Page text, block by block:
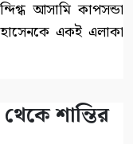
আসামি কাপসন্ডা
একই এলাকা
শান্তির